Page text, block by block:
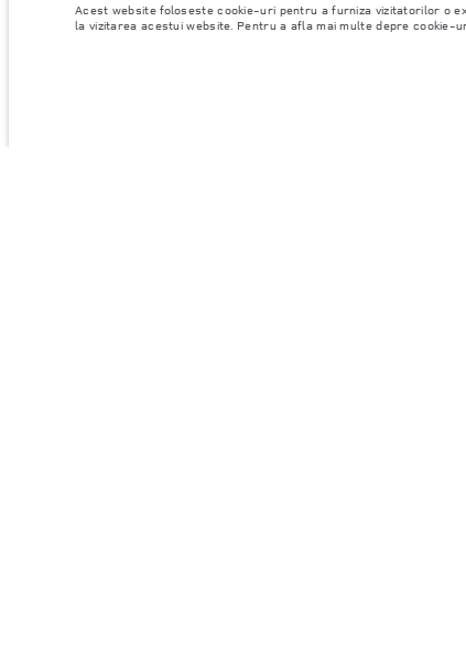
Acest website foloseste cookie-uri pentru a furniza vizitatorilor o
la vizitarea acestui website. Pentru a afla mai multe depre cookie-